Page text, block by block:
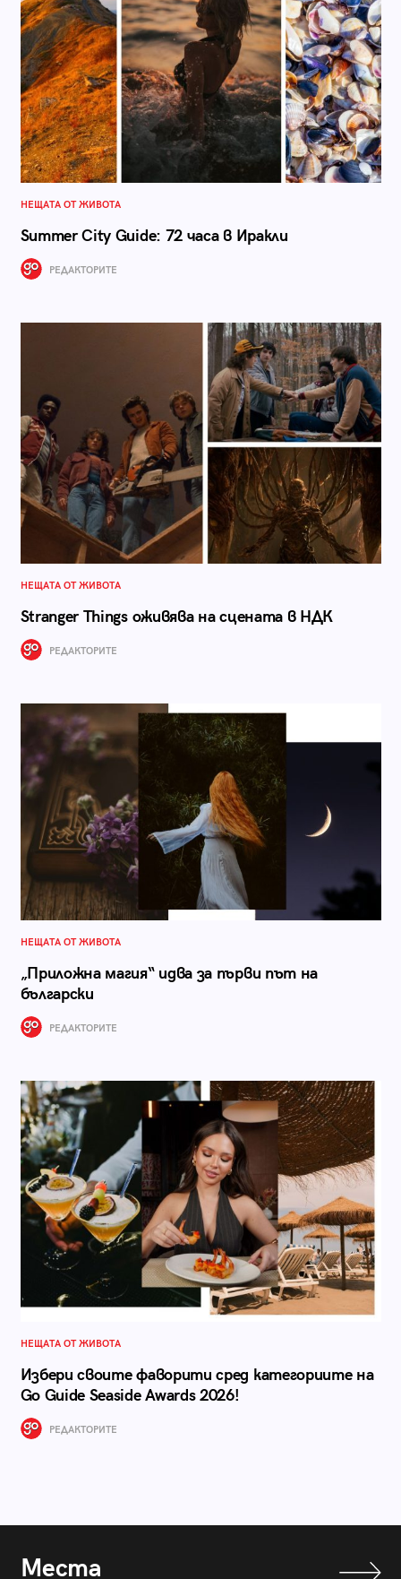
НЕЩАТА ОТ ЖИВОТА
Summer City Guide: 72 часа в Иракли
РЕДАКТОРИТЕ
НЕЩАТА ОТ ЖИВОТА
Stranger Things оживява на сцената в НДК
РЕДАКТОРИТЕ
НЕЩАТА ОТ ЖИВОТА
„Приложна магия“ идва за първи път на
български
РЕДАКТОРИТЕ
НЕЩАТА ОТ ЖИВОТА
Избери своите фаворити сред категориите на
Go Guide Seaside Awards 2026!
РЕДАКТОРИТЕ
Места